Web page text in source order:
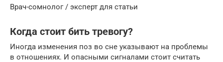
Врач-сомнолог / эксперт для статьи
Когда стоит бить тревогу?
Иногда изменения поз во сне указывают на проблемы
в отношениях. И опасными сигналами стоит считать